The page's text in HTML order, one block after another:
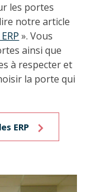
les portes
notre article
». Vous
ainsi que
à respecter et
la porte qui
ERP